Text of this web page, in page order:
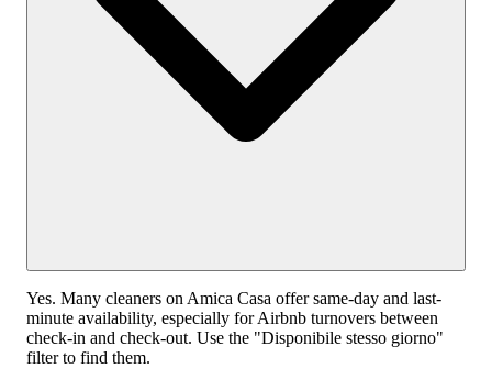
Yes. Many cleaners on Amica Casa offer same-day and last-
minute availability, especially for Airbnb turnovers between
check-in and check-out. Use the "Disponibile stesso giorno"
filter to find them.